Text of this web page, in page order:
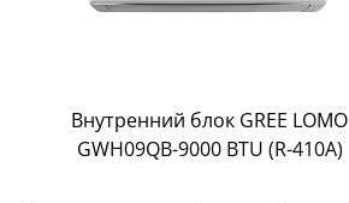
Внутренний блок GREE LOMO
GWH09QB-9000 BTU (R-410А)